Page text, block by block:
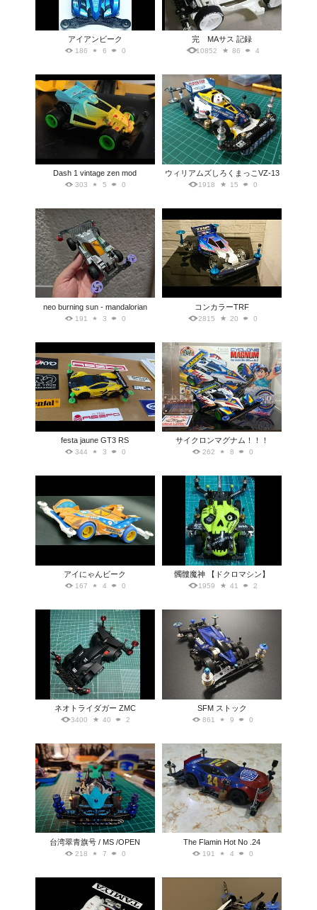
アイアンビーク
186 6 0
完 MAサス 記録
10852 86 4
Dash 1 vintage zen mod
303 5 0
ウィリアムズしろくまっこVZ-13
1918 15 0
neo burning sun - mandalorian
191 3 0
コンカラーTRF
2815 20 0
festa jaune GT3 RS
344 3 0
サイクロンマグナム！！！
262 8 0
アイにゃんビーク
167 4 0
髑髏魔神 【ドクロマシン】
1959 41 2
ネオトライダガー ZMC
3400 40 2
SFM ストック
861 9 0
台湾翠青旗号 / MS /OPEN
218 7 0
The Flamin Hot No .24
191 4 0